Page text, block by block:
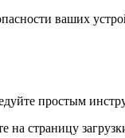
ваших
простым
на страницу